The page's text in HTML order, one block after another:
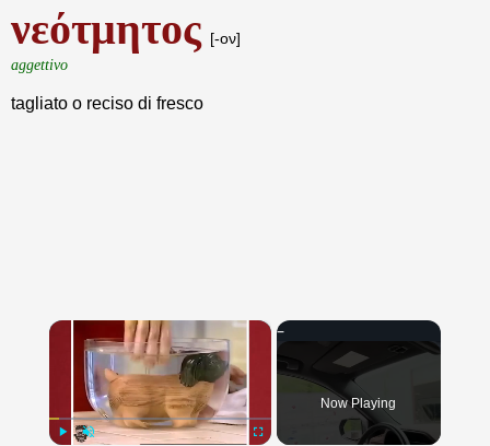
νεότμητος [-ον]
aggettivo
tagliato o reciso di fresco
×
Now Playing